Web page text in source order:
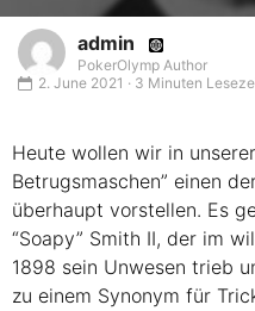
admin
PokerOlymp Author
2. June 2021 · 3 Minuten
Heute wollen wir in
Betrugsmaschen” einen
überhaupt vorstellen. Es
“Soapy” Smith II, der im
1898 sein Unwesen trieb
zu einem Synonym für